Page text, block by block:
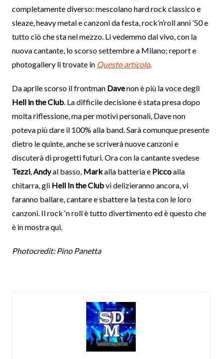
completamente diverso: mescolano hard rock classico e
sleaze, heavy metal e canzoni da festa, rock’n’roll anni ’50 e
tutto ciò che sta nel mezzo. Li vedemmo dal vivo, con la
nuova cantante, lo scorso settembre a Milano; report e
photogallery li trovate in Questo articolo.
Da aprile scorso il frontman Davenon è più la voce degli
Hell in the Club. La difficile decisione è stata presa dopo
molta riflessione, ma per motivi personali, Dave non
poteva più dare il 100% alla band. Sarà comunque presente
dietro le quinte, anche se scriverà nuove canzoni e
discuterà di progetti futuri. Ora con la cantante svedese
Tezzi, Andyal basso, Markalla batteria e Piccoalla
chitarra, gli Hell In the Clubvi delizieranno ancora, vi
faranno ballare, cantare e sbattere la testa con le loro
canzoni. Il rock ‘n roll è tutto divertimento ed è questo che
è in mostra qui.
Photocredit: Pino Panetta